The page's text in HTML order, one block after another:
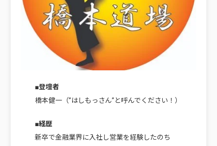
■登壇者
橋本健一（”はしもっさん”と呼んでください！）
■経歴
新卒で金融業界に入社し営業を経験したのち